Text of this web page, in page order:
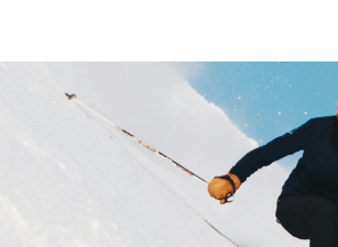
RODINNÝ APARTMÁN
S 1 LOŽNICÍ
APARTMÁN
SUPERIOR
S TERASOU